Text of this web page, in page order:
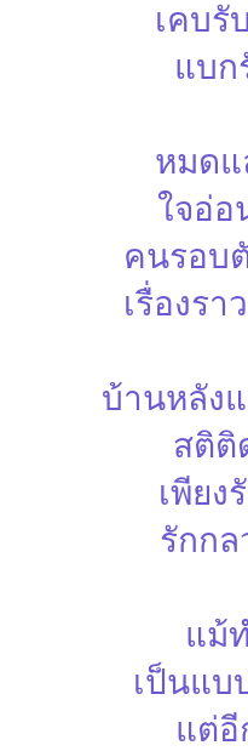
เคบรั
แบก
หมดแ
ใจอ่อ
คนรอบ
เรื่องรา
บ้านหลัง
สติติ
เพียง
รักกล
แม้
เป็นแบ
แต่อี